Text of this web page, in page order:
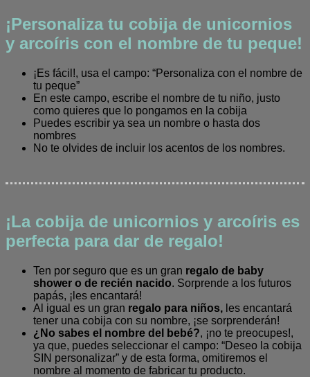
¡Personaliza tu cobija de unicornios
y arcoíris con el nombre de tu peque!
¡Es fácil!, usa el campo: “Personaliza con el nombre de
tu peque”
En este campo, escribe el nombre de tu niño, justo
como quieres que lo pongamos en la cobija
Puedes escribir ya sea un nombre o hasta dos
nombres
No te olvides de incluir los acentos de los nombres.
¡La cobija de unicornios y arcoíris es
perfecta para dar de regalo!
Ten por seguro que es un gran regalo de baby
shower o de recién nacido. Sorprende a los futuros
papás, ¡les encantará!
Al igual es un gran regalo para niños, les encantará
tener una cobija con su nombre, ¡se sorprenderán!
¿No sabes el nombre del bebé?, ¡no te preocupes!,
ya que, puedes seleccionar el campo: “Deseo la cobija
SIN personalizar” y de esta forma, omitiremos el
nombre al momento de fabricar tu producto.